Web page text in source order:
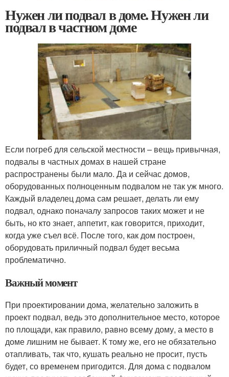
Нужен ли подвал в доме. Нужен ли
подвал в частном доме
Если погреб для сельской местности – вещь привычная,
подвалы в частных домах в нашей стране
распространены были мало. Да и сейчас домов,
оборудованных полноценным подвалом не так уж много.
Каждый владелец дома сам решает, делать ли ему
подвал, однако поначалу запросов таких может и не
быть, но кто знает, аппетит, как говорится, приходит,
когда уже съел всё. После того, как дом построен,
оборудовать приличный подвал будет весьма
проблематично.
Важный момент
При проектировании дома, желательно заложить в
проект подвал, ведь это дополнительное место, которое
по площади, как правило, равно всему дому, а место в
доме лишним не бывает. К тому же, его не обязательно
отапливать, так что, кушать реально не просит, пусть
будет, со временем пригодится. Для дома с подвалом